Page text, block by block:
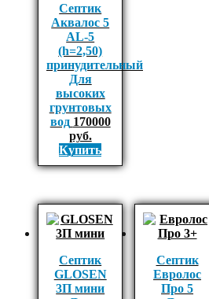
Септик
Аквалос 5
AL-5
(h=2,50)
принудительный
Для
высоких
грунтовых
вод 170000
руб.
Купить
Септик
GLOSEN
3П мини
Септик
Евролос
Про 5